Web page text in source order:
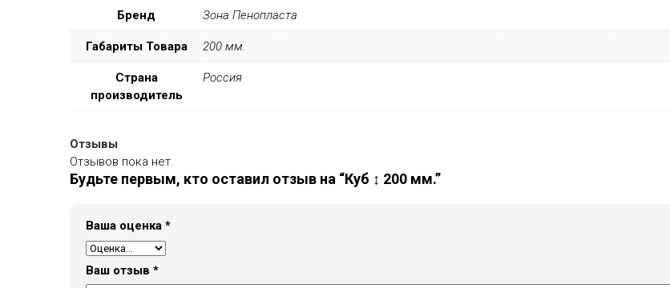
Бренд Зона Пенопласта
Габариты Товара 200 мм.
Страна
производитель
Россия
Отзывы
Отзывов пока нет.
Будьте первым, кто оставил отзыв на “Куб ↕ 200 мм.”
Ваша оценка *
Ваш отзыв *